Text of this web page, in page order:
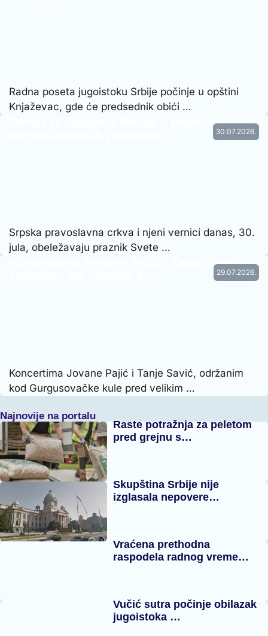
Radna poseta jugoistoku Srbije počinje u opštini
Knjaževac, gde će predsednik obići …
30.07.2026.
Danas je Ognjena Marija – jedan od
Srpska pravoslavna crkva i njeni vernici danas, 30.
jula, obeležavaju praznik Svete …
29.07.2026.
Koncertima Jovane Pajić i Tanje Savić
Koncertima Jovane Pajić i Tanje Savić, održanim
kod Gurgusovačke kule pred velikim …
Najnovije na portalu
Raste potražnja za peletom
pred grejnu s…
Skupština Srbije nije
izglasala nepovere…
Vraćena prethodna
raspodela radnog vreme…
Vučić sutra počinje obilazak
jugoistoka …